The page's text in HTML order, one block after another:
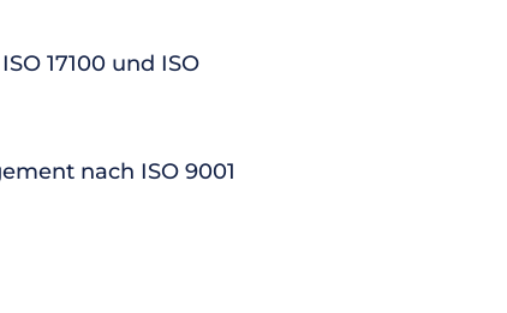
17100 und ISO
nach ISO 9001